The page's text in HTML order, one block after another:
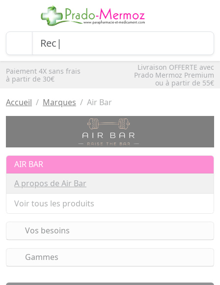
Paiement 4X sans frais
à partir de 30€
Livraison OFFERTE avec
Prado Mermoz Premium
ou à partir de 55€
Accueil Marques Air Bar
AIR BAR
A propos de Air Bar
Voir tous les produits
Vos besoins
Gammes